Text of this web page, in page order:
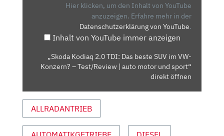
KONZERN?
|
AUTO
MOTOR
Hier klicken, um den Inhalt von YouTube
anzuzeigen. Erfahre mehr in der
Datenschutzerklärung von YouTube.
Inhalt von YouTube immer anzeigen
„Skoda Kodiaq 2.0 TDI: Das beste SUV im VW-
Konzern? – Test/Review | auto motor und sport“
direkt öffnen
ALLRADANTRIEB